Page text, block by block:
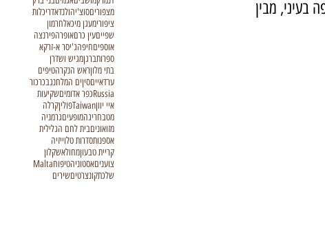
מצפוריםסוצ'יהולנדאדריכלות
ציפורימעגן מיכאלחרמון
שפייםעין כרםאופרהפירנצה
אוספיםחיפהג'יסר א-זרקא
ספרותברגןמגיש ושדרן
בתי מלוןראש הנקרהטיפים
ערדאייםסיןים המלחנגבכרכור
Russiaכפר אדומיםשקיעות
איי יווןTaiwanפוליןקרלה
מטבחריגהמופעיםגרמניה
מזואוניםבית לחם הגלילית
אספנותסדרות טלוייזיה
קריית טבעוןמחולאשקלון
צועניםאסטוניהטיפוחMalta
שלכתקונצרטיםשירים
היפה בעיני, מבין